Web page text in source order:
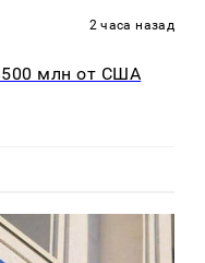
2 часа назад
млн от США